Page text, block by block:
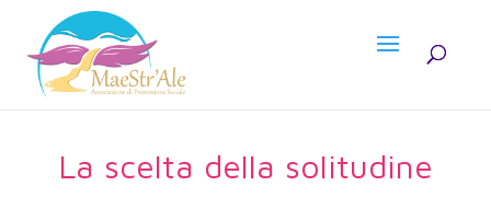
La scelta della solitudine